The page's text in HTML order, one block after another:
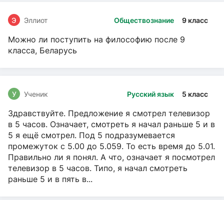
Обществознание 9 класс
Э Эллиот
Можно ли поступить на философию после 9
класса, Беларусь
Русский язык 5 класс
У Ученик
Здравствуйте. Предложение я смотрел телевизор
в 5 часов. Означает, смотреть я начал раньше 5 и в
5 я ещё смотрел. Под 5 подразумевается
промежуток с 5.00 до 5.059. То есть время до 5.01.
Правильно ли я понял. А что, означает я посмотрел
телевизор в 5 часов. Типо, я начал смотреть
раньше 5 и в пять в...